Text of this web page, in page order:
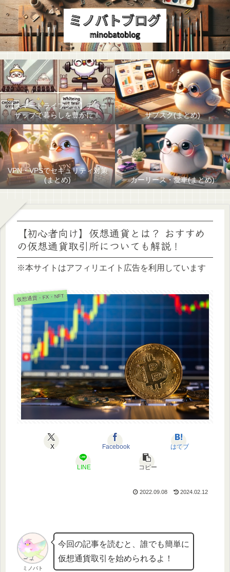
【スマートライフジム】チョコ
ザップで暮らしを豊かに！
サブスク(まとめ)
VPN・VPSでセキュリティ対策
(まとめ)
カーリース・愛車(まとめ)
【初心者向け】仮想通貨とは？ おすすめ
の仮想通貨取引所についても解説！
※本サイトはアフィリエイト広告を利用しています
仮想通貨・FX・NFT
X Facebook はてブ
LINE コピー
2022.09.08 2024.02.12
ミノバト
今回の記事を読むと、誰でも簡単に
仮想通貨取引を始められるよ！